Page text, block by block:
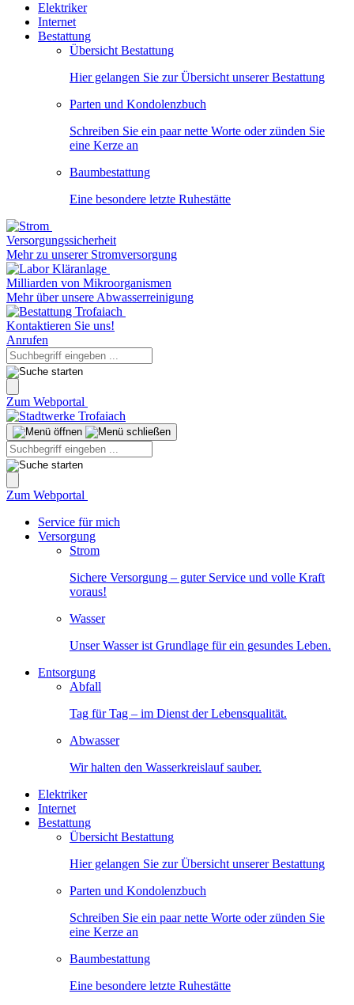
Elektriker
Internet
Bestattung
Übersicht Bestattung
Hier gelangen Sie zur Übersicht unserer Bestattung
Parten und Kondolenzbuch
Schreiben Sie ein paar nette Worte oder zünden Sie
eine Kerze an
Baumbestattung
Eine besondere letzte Ruhestätte
Versorgungssicherheit
Mehr zu unserer Stromversorgung
Milliarden von Mikroorganismen
Mehr über unsere Abwasserreinigung
Kontaktieren Sie uns!
Anrufen
Zum Webportal
Zum Webportal
Service für mich
Versorgung
Strom
Sichere Versorgung – guter Service und volle Kraft
voraus!
Wasser
Unser Wasser ist Grundlage für ein gesundes Leben.
Entsorgung
Abfall
Tag für Tag – im Dienst der Lebensqualität.
Abwasser
Wir halten den Wasserkreislauf sauber.
Elektriker
Internet
Bestattung
Übersicht Bestattung
Hier gelangen Sie zur Übersicht unserer Bestattung
Parten und Kondolenzbuch
Schreiben Sie ein paar nette Worte oder zünden Sie
eine Kerze an
Baumbestattung
Eine besondere letzte Ruhestätte